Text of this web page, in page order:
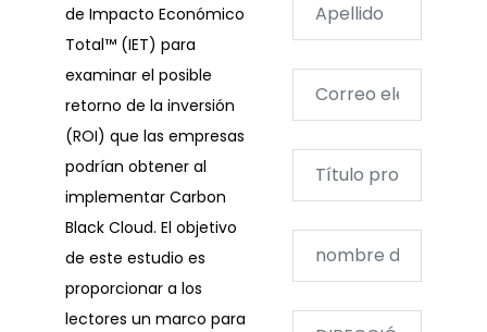
de Impacto Económico
Total™ (IET) para
examinar el posible
retorno de la inversión
(ROI) que las empresas
podrían obtener al
implementar Carbon
Black Cloud. El objetivo
de este estudio es
proporcionar a los
lectores un marco para